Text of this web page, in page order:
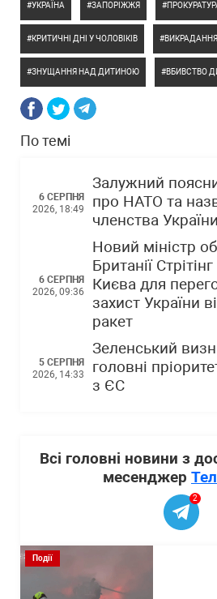
УКРАЇНА ЗАПОРІЖЖЯ
КРИТИЧНІ ДНІ У ЧОЛОВІКІВ
ЗНУЩАННЯ НАД ДИТИНОЮ ВБИВСТВО
По темі
6 СЕРПНЯ
2026, 18:49
Залужний
про НАТО та
членства України
6 СЕРПНЯ
2026, 09:36
Новий міністр
Британії
Києва для
захист України
ракет
5 СЕРПНЯ
2026, 14:33
Зеленський
головні
з ЄС
Всі головні новини з
месенджер
2
Події